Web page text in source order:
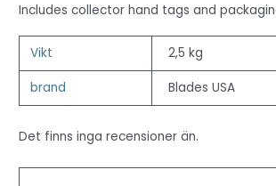
Includes collector hand tags and
Vikt 2,5 kg
brand Blades USA
Det finns inga recensioner än.